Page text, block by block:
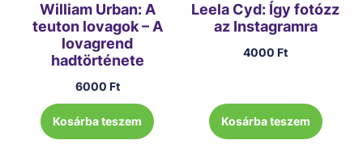
William Urban: A
teuton lovagok – A
lovagrend
hadtörténete
6000 Ft
Kosárba teszem
Leela Cyd: Így fotózz
az Instagramra
4000Ft
Kosárba teszem